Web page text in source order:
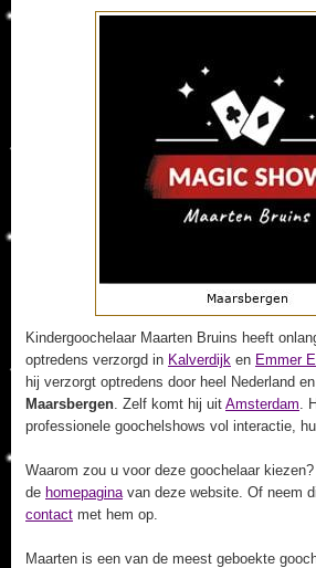
Kindergoochelaar Maarten Bruins heeft
optredens verzorgd in Kalverdijk en Emmer
hij verzorgt optredens door heel Nederland
Maarsbergen. Zelf komt hij uit Amsterdam.
professionele goochelshows vol interactie,
Waarom zou u voor deze goochelaar
de homepaginavan deze website. Of neem
contact met hem op.
Maarten is een van de meest geboekte